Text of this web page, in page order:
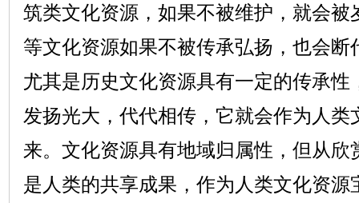
筑类文化资源，如果不被维护，就会被
等文化资源如果不被传承弘扬，也会断
尤其是历史文化资源具有一定的传承性
发扬光大，代代相传，它就会作为人类
来。文化资源具有地域归属性，但从欣
是人类的共享成果，作为人类文化资源